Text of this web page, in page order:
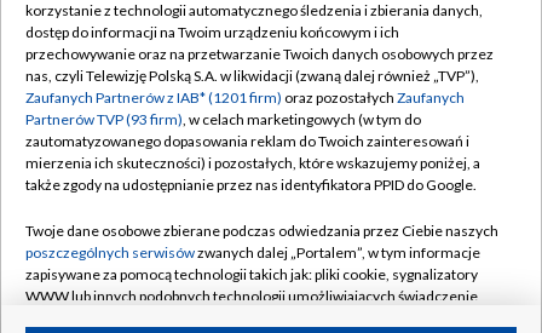
TVP
Abonament TVP
Emisja w TVP
Centrum informacji TVP
Naziemna Telewizja Cyfrowa
Rada Programowa
System NOS
Informacje o nadawcy
Regulamin TVP
Polityka prywatności
Moje zgody
Pomoc
Kontakt
korzystanie z technologii automatycznego śledzenia i zbierania danych,
dostęp do informacji na Twoim urządzeniu końcowym i ich
przechowywanie oraz na przetwarzanie Twoich danych osobowych przez
nas, czyli Telewizję Polską S.A. w likwidacji (zwaną dalej również „TVP”),
Zaufanych Partnerów z IAB* (1201 firm) oraz pozostałych Zaufanych
Partnerów TVP (93 firm), w celach marketingowych (w tym do
zautomatyzowanego dopasowania reklam do Twoich zainteresowań i
mierzenia ich skuteczności) i pozostałych, które wskazujemy poniżej, a
także zgody na udostępnianie przez nas identyfikatora PPID do Google.
Twoje dane osobowe zbierane podczas odwiedzania przez Ciebie naszych
poszczególnych serwisówzwanych dalej „Portalem”, w tym informacje
zapisywane za pomocą technologii takich jak: pliki cookie, sygnalizatory
WWW lub innych podobnych technologii umożliwiających świadczenie